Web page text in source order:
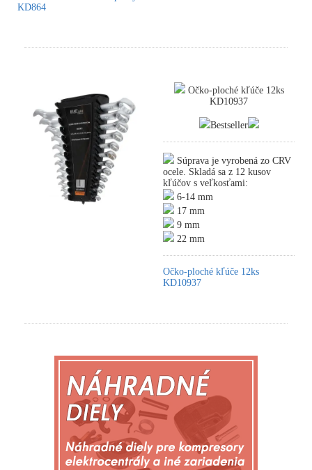
KD864
Očko-ploché kľúče 12ks
KD10937
Bestseller
Súprava je vyrobená zo CRV
ocele. Skladá sa z 12 kusov
kľúčov s veľkosťami:
6-14 mm
17 mm
9 mm
22 mm
Očko-ploché kľúče 12ks
KD10937